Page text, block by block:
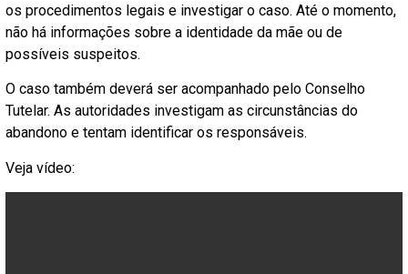
os procedimentos legais e investigar o caso. Até o momento,
não há informações sobre a identidade da mãe ou de
possíveis suspeitos.
O caso também deverá ser acompanhado pelo Conselho
Tutelar. As autoridades investigam as circunstâncias do
abandono e tentam identificar os responsáveis.
Veja vídeo: